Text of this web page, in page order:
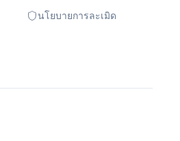
นโยบายการละเมิด